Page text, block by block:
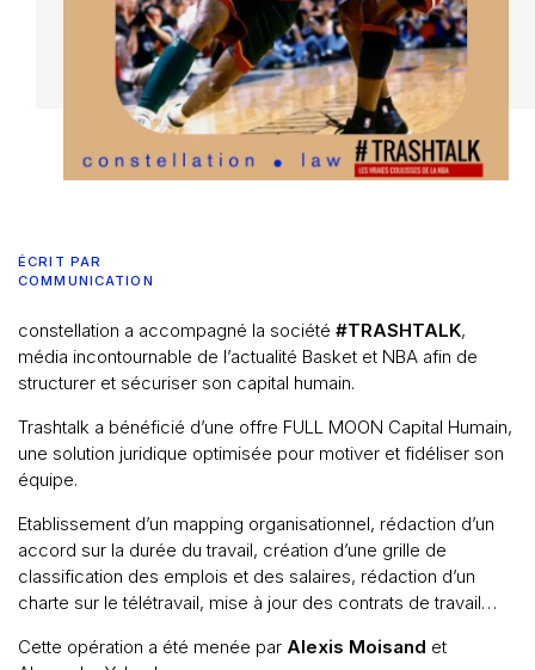
Accueil
Nos compétences
Notre équipe
Constellation Médiation
Nos partenaires
ÉCRIT PAR
COMMUNICATION
constellation a accompagné la société #TRASHTALK,
média incontournable de l’actualité Basket et NBA afin de
structurer et sécuriser son capital humain.
Trashtalk a bénéficié d’une offre FULL MOON Capital Humain,
une solution juridique optimisée pour motiver et fidéliser son
équipe.
Etablissement d’un mapping organisationnel, rédaction d’un
accord sur la durée du travail, création d’une grille de
classification des emplois et des salaires, rédaction d’un
charte sur le télétravail, mise à jour des contrats de travail…
Cette opération a été menée par Alexis Moisand et
CONTACTEZ-NOUS
Nous écrire un mail